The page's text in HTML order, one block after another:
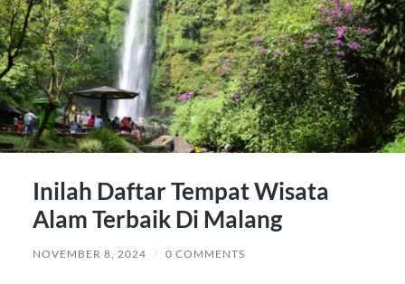
Inilah Daftar Tempat Wisata
Alam Terbaik Di Malang
NOVEMBER 8, 2024 / 0 COMMENTS